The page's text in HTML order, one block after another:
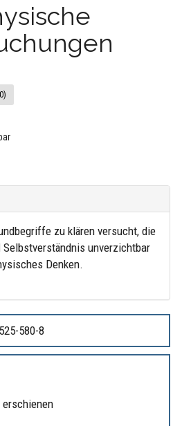
zu klären versucht, die
unverzichtbar
Denken.
580-8